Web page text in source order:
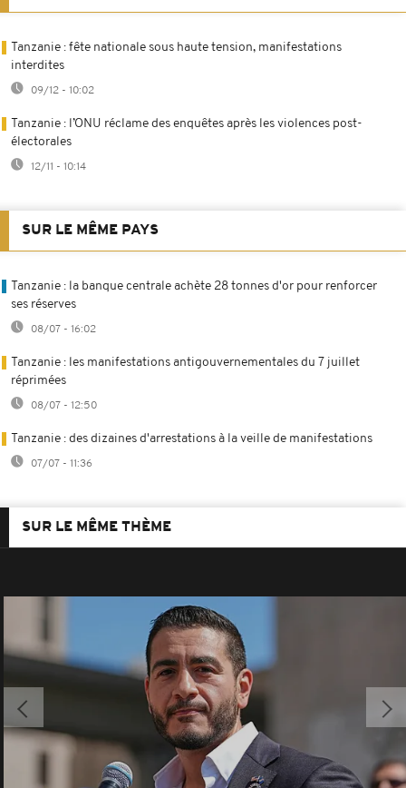
Tanzanie : fête nationale sous haute tension, manifestations
interdites
09/12 - 10:02
Tanzanie : l’ONU réclame des enquêtes après les violences post-
électorales
12/11 - 10:14
SUR LE MÊME PAYS
Tanzanie : la banque centrale achète 28 tonnes d'or pour renforcer
ses réserves
08/07 - 16:02
Tanzanie : les manifestations antigouvernementales du 7 juillet
réprimées
08/07 - 12:50
Tanzanie : des dizaines d'arrestations à la veille de manifestations
07/07 - 11:36
SUR LE MÊME THÈME